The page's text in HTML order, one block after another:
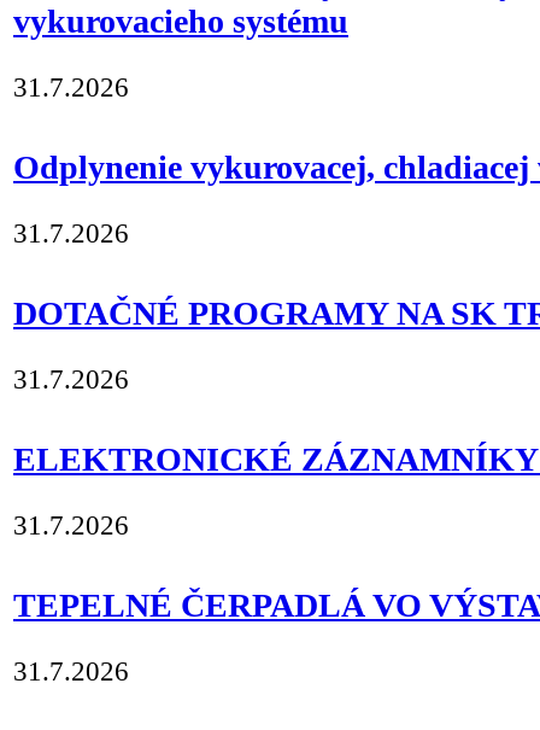
vykurovacieho systému
31.7.2026
Odplynenie vykurovacej, chladiacej
31.7.2026
DOTAČNÉ PROGRAMY NA SK
31.7.2026
ELEKTRONICKÉ ZÁZNAMNÍKY
31.7.2026
TEPELNÉ ČERPADLÁ VO
31.7.2026